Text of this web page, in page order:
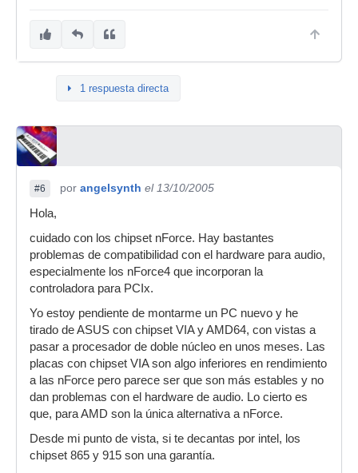
1 respuesta directa
#6 por angelsynth el 13/10/2005
Hola,
cuidado con los chipset nForce. Hay bastantes
problemas de compatibilidad con el hardware para audio,
especialmente los nForce4 que incorporan la
controladora para PCIx.
Yo estoy pendiente de montarme un PC nuevo y he
tirado de ASUS con chipset VIA y AMD64, con vistas a
pasar a procesador de doble núcleo en unos meses. Las
placas con chipset VIA son algo inferiores en rendimiento
a las nForce pero parece ser que son más estables y no
dan problemas con el hardware de audio. Lo cierto es
que, para AMD son la única alternativa a nForce.
Desde mi punto de vista, si te decantas por intel, los
chipset 865 y 915 son una garantía.